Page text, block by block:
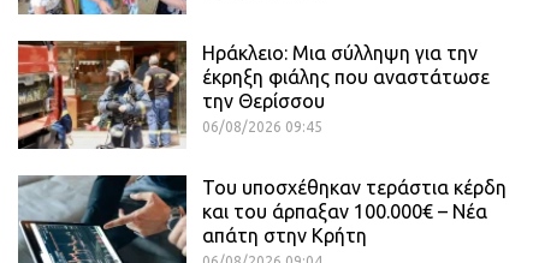
Ηράκλειο: Μια σύλληψη για την
έκρηξη φιάλης που αναστάτωσε
την Θερίσσου
06/08/2026 09:45
Του υποσχέθηκαν τεράστια κέρδη
και του άρπαξαν 100.000€ – Νέα
απάτη στην Κρήτη